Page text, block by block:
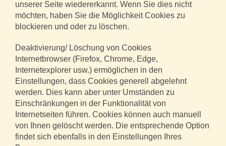
unserer Seite wiedererkannt. Wenn Sie dies nicht
möchten, haben Sie die Möglichkeit Cookies zu
blockieren und oder zu löschen.
Deaktivierung/ Löschung von Cookies
Internetbrowser (Firefox, Chrome, Edge,
Internetexplorer usw.) ermöglichen in den
Einstellungen, dass Cookies generell abgelehnt
werden. Dies kann aber unter Umständen zu
Einschränkungen in der Funktionalität von
Internetseiten führen. Cookies können auch manuell
von Ihnen gelöscht werden. Die entsprechende Option
findet sich ebenfalls in den Einstellungen Ihres